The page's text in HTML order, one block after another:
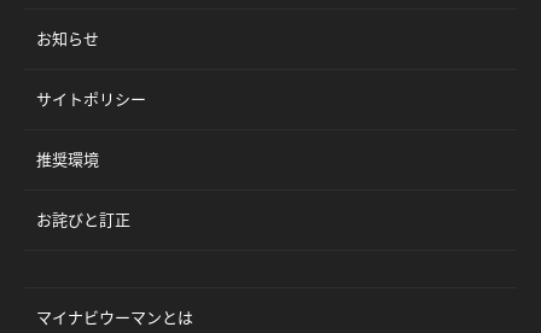
お知らせ
サイトポリシー
推奨環境
お詫びと訂正
マイナビウーマンとは